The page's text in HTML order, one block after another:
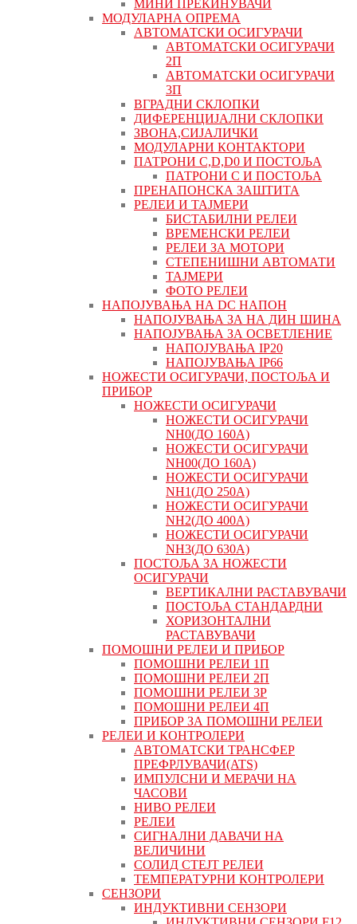
МИНИ ПРЕКИНУВАЧИ
МОДУЛАРНА ОПРЕМА
АВТОМАТСКИ ОСИГУРАЧИ
АВТОМАТСКИ ОСИГУРАЧИ
2П
АВТОМАТСКИ ОСИГУРАЧИ
3П
ВГРАДНИ СКЛОПКИ
ДИФЕРЕНЦИЈАЛНИ СКЛОПКИ
ЗВОНА,СИЈАЛИЧКИ
МОДУЛАРНИ КОНТАКТОРИ
ПАТРОНИ C,D,D0 И ПОСТОЉА
ПАТРОНИ C И ПОСТОЉА
ПРЕНАПОНСКА ЗАШТИТА
РЕЛЕИ И ТАЈМЕРИ
БИСТАБИЛНИ РЕЛЕИ
ВРЕМЕНСКИ РЕЛЕИ
РЕЛЕИ ЗА МОТОРИ
СТЕПЕНИШНИ АВТОМАТИ
ТАЈМЕРИ
ФОТО РЕЛЕИ
НАПОЈУВАЊА НА DC НАПОН
НАПОЈУВАЊА ЗА НА ДИН ШИНА
НАПОЈУВАЊА ЗА ОСВЕТЛЕНИЕ
НАПОЈУВАЊА IP20
НАПОЈУВАЊА IP66
НОЖЕСТИ ОСИГУРАЧИ, ПОСТОЉА И
ПРИБОР
НОЖЕСТИ ОСИГУРАЧИ
НОЖЕСТИ ОСИГУРАЧИ
NH0(ДО 160А)
НОЖЕСТИ ОСИГУРАЧИ
NH00(ДО 160А)
НОЖЕСТИ ОСИГУРАЧИ
NH1(ДО 250А)
НОЖЕСТИ ОСИГУРАЧИ
NH2(ДО 400А)
НОЖЕСТИ ОСИГУРАЧИ
NH3(ДО 630А)
ПОСТОЉА ЗА НОЖЕСТИ
ОСИГУРАЧИ
ВЕРТИКАЛНИ РАСТАВУВАЧИ
ПОСТОЉА СТАНДАРДНИ
ХОРИЗОНТАЛНИ
РАСТАВУВАЧИ
ПОМОШНИ РЕЛЕИ И ПРИБОР
ПОМОШНИ РЕЛЕИ 1П
ПОМОШНИ РЕЛЕИ 2П
ПОМОШНИ РЕЛЕИ 3P
ПОМОШНИ РЕЛЕИ 4П
ПРИБОР ЗА ПОМОШНИ РЕЛЕИ
РЕЛЕИ И КОНТРОЛЕРИ
АВТОМАТСКИ ТРАНСФЕР
ПРЕФРЛУВАЧИ(ATS)
ИМПУЛСНИ И МЕРАЧИ НА
ЧАСОВИ
НИВО РЕЛЕИ
РЕЛЕИ
СИГНАЛНИ ДАВАЧИ НА
ВЕЛИЧИНИ
СОЛИД СТЕЈТ РЕЛЕИ
ТЕМПЕРАТУРНИ КОНТРОЛЕРИ
СЕНЗОРИ
ИНДУКТИВНИ СЕНЗОРИ